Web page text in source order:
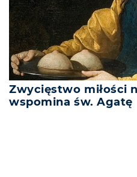
Zwycięstwo miłości
wspomina św. Agatę